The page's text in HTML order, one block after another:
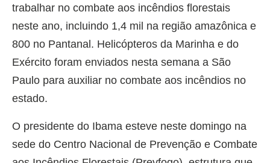
trabalhar no combate aos incêndios florestais
neste ano, incluindo 1,4 mil na região amazônica e
800 no Pantanal. Helicópteros da Marinha e do
Exército foram enviados nesta semana a São
Paulo para auxiliar no combate aos incêndios no
estado.
O presidente do Ibama esteve neste domingo na
sede do Centro Nacional de Prevenção e Combate